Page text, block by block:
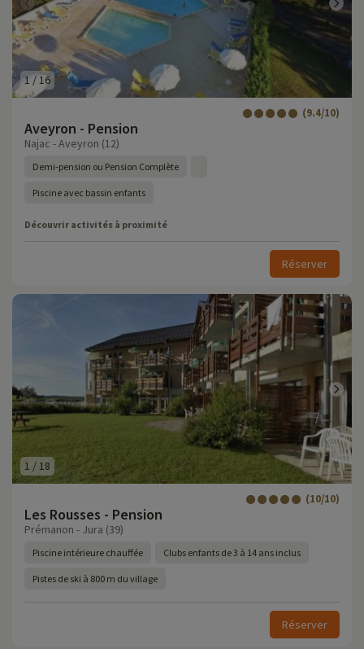
1/16
Aveyron - Pension
(9.4/10)
Najac - Aveyron (12)
Demi-pension ou Pension Complète
Piscine avec bassin enfants
Découvrir activités à proximité
Réserver
1 / 18
Les Rousses - Pension
(10/10)
Prémanon - Jura (39)
Piscine intérieure chauffée Clubs enfants de 3 à 14 ans inclus
Pistes de ski à 800 m du village
Réserver